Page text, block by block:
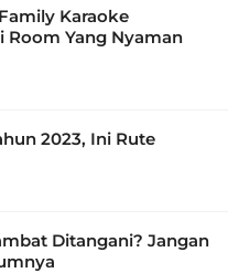
Karaoke
Room Yang Nyaman
2023, Ini Rute
Ditangani? Jangan